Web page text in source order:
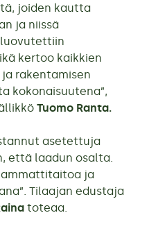
joiden kautta
ja niissä
luovutettiin
kertoo kaikkien
rakentamisen
kokonaisuutena”,
Tuomo Ranta.
asetettuja
että laadun osalta.
ammattitaitoa ja
Tilaajan edustaja
toteaa.